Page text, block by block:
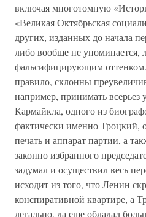
включая многотомную
«Великая Октябрьская
других, изданных до начала
либо вообще не упоминается,
фальсифицирующим
правило, склонны
например, принимать всерьез
Кармайкла, одного из
фактически именно Троцкий,
печать и аппарат партии, а
законно избранного
задумал и осуществил весь
исходит из того, что Ленин
конспиративной квартире, а
легально, да еще обладал